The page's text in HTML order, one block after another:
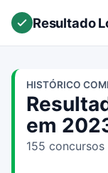
Resultado
HISTÓRICO
em
155